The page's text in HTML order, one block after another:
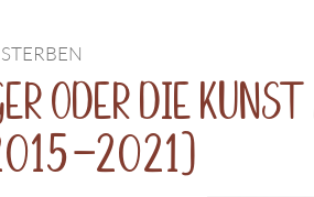
oder die Kunst
2021)